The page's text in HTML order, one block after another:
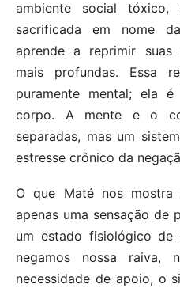
ambiente social
sacrificada em nome
aprende a reprimir suas
mais profundas. Essa
puramente mental; ela
corpo. A mente e o
separadas, mas um
estresse crônico da
O que Maté nos
apenas uma sensação de
um estado fisiológico de
negamos nossa raiva,
necessidade de apoio, o